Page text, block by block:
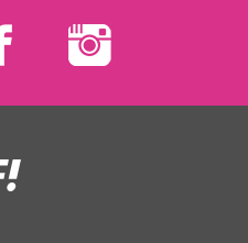
Feministiskt
initiativ